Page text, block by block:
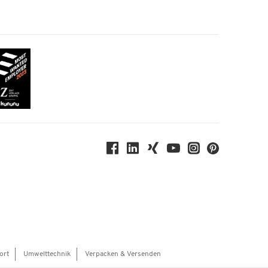
Umwelttechnik Verpacken & Versenden